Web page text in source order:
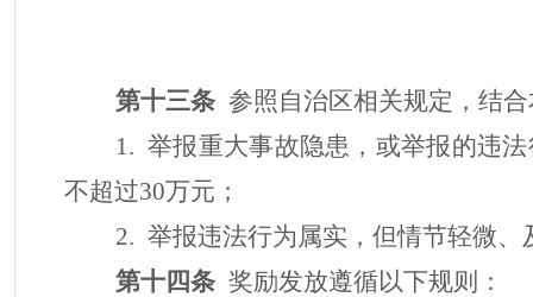
第十三条 参照自治区相关规定，结
1. 举报重大事故隐患，或举报的违
不超过30万元 ；
2. 举报违法行为属实，但情节轻微
第十四条 奖励发放遵循以下规则：